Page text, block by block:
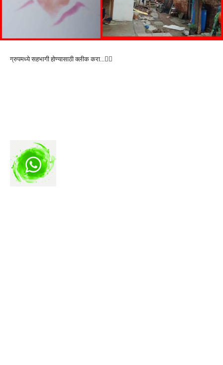
ग्रुपमध्ये सहभागी होण्यासाठी क्लीक करा…👆🏻